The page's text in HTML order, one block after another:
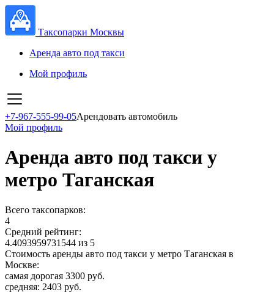
Таксопарки Москвы
Аренда авто под такси
Мой профиль
+7-967-555-99-05Арендовать автомобиль
Мой профиль
Аренда авто под такси у
метро Таганская
Всего таксопарков:
4
Средний рейтинг:
4.4093959731544 из 5
Стоимость аренды авто под такси у метро Таганская в
Москве:
самая дорогая 3300 руб.
средняя: 2403 руб.